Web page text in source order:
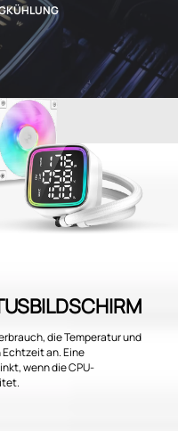
die Temperatur und
Echtzeit an. Eine
wenn die CPU-